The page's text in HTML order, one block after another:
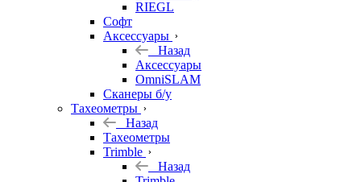
RIEGL
Софт
Аксессуары
Назад
Аксессуары
OmniSLAM
Сканеры б/у
Тахеометры
Назад
Тахеометры
Trimble
Назад